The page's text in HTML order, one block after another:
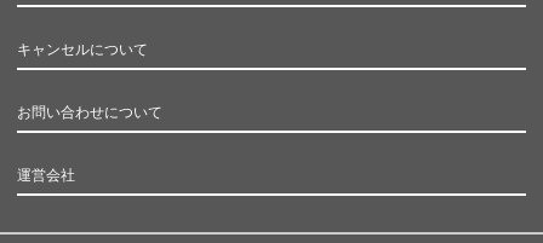
キャンセルについて
お問い合わせについて
運営会社